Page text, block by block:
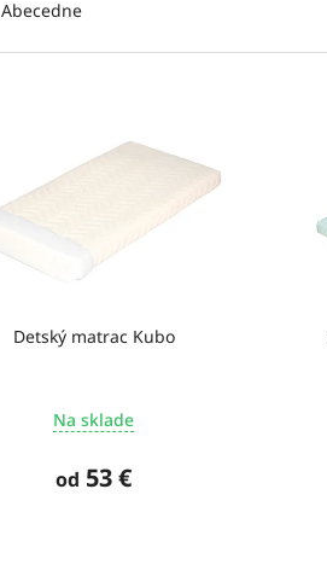
Abecedne
Detský matrac Kubo
Na sklade
od 53 €